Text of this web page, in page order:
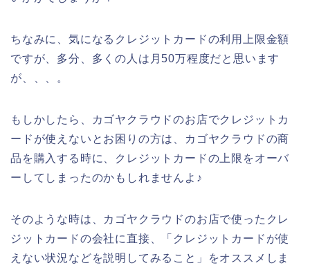
ちなみに、気になるクレジットカードの利用上限金額
ですが、多分、多くの人は月50万程度だと思います
が、、、。
もしかしたら、カゴヤクラウドのお店でクレジットカ
ードが使えないとお困りの方は、カゴヤクラウドの商
品を購入する時に、クレジットカードの上限をオーバ
ーしてしまったのかもしれませんよ♪
そのような時は、カゴヤクラウドのお店で使ったクレ
ジットカードの会社に直接、「クレジットカードが使
えない状況などを説明してみること」をオススメしま